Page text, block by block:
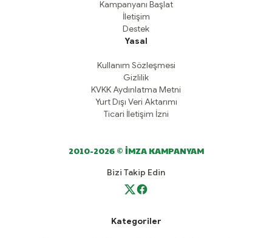
Kampanyanı Başlat
İletişim
Destek
Yasal
Kullanım Sözleşmesi
Gizlilik
KVKK Aydınlatma Metni
Yurt Dışı Veri Aktarımı
Ticari İletişim İzni
2010-2026 © İMZA KAMPANYAM
Bizi Takip Edin
Kategoriler